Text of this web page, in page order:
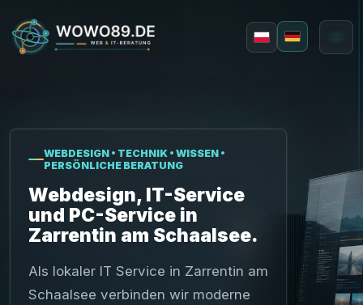
PolskiDeutsch
Webdesign
Applikationen
WEBDESIGN • TECHNIK • WISSEN •
PERSÖNLICHE BERATUNG
Webdesign, IT-Service
und PC-Service in
Zarrentin am Schaalsee.
Als lokaler IT Service in Zarrentin am
Schaalsee verbinden wir moderne